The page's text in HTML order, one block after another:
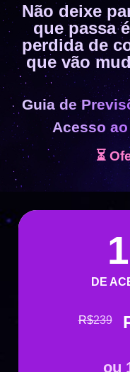
Não deixe
que passa
perdida de
que vão
Guia de
Acesso
⏳
DE
R$239
ou